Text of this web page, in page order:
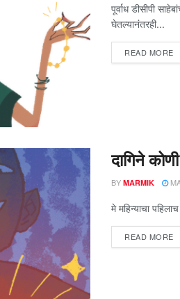
पूर्वाध डीसीपी
घेतल्यानंतरही...
READ MORE
दागिने
BY MARMIK
मे महिन्याचा
READ MORE